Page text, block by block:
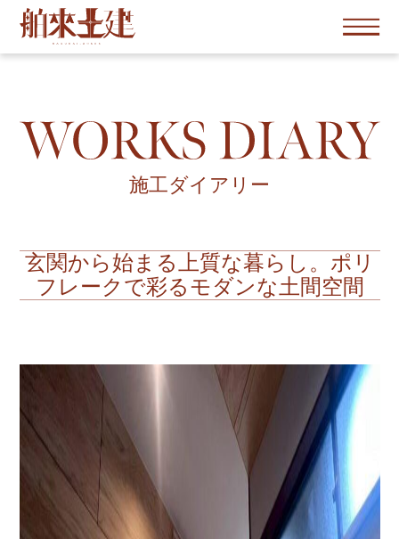
施工ダイアリー
玄関から始まる上質な暮らし。ポリ
フレークで彩るモダンな土間空間